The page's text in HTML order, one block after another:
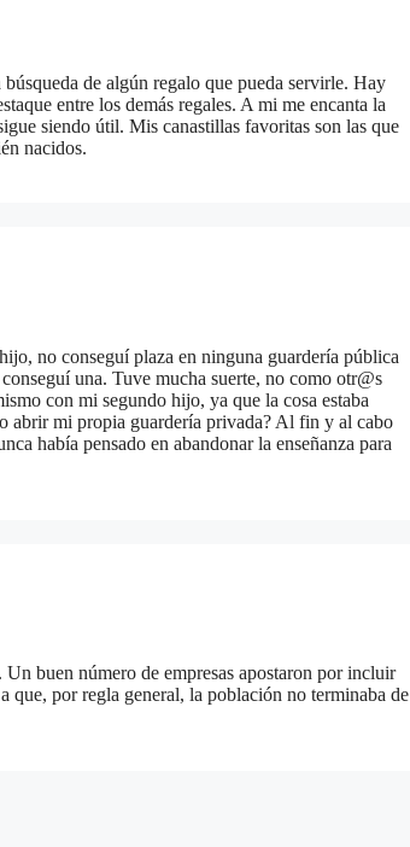
de algún regalo que pueda servirle. Hay
entre los demás regales. A mi me encanta la
siendo útil. Mis canastillas favoritas son las que
nacidos.
no conseguí plaza en ninguna guardería pública
una. Tuve mucha suerte, no como otr@s
con mi segundo hijo, ya que la cosa estaba
abrir mi propia guardería privada? Al fin y al cabo
había pensado en abandonar la enseñanza para
buen número de empresas apostaron por incluir
que, por regla general, la población no terminaba de